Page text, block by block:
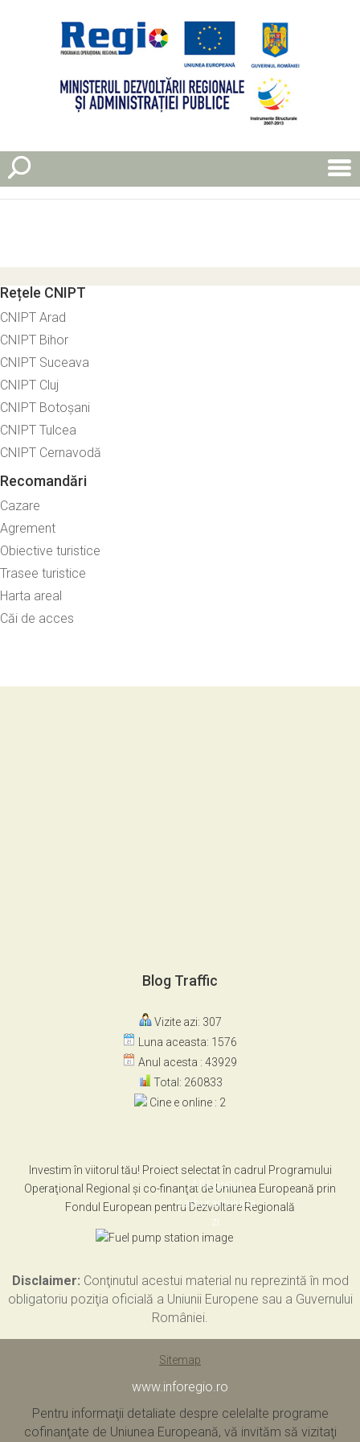
Rețele CNIPT
CNIPT Arad
CNIPT Bihor
CNIPT Suceava
CNIPT Cluj
CNIPT Botoșani
CNIPT Tulcea
CNIPT Cernavodă
Recomandări
Cazare
Agrement
Obiective turistice
Trasee turistice
Harta areal
Căi de acces
Blog Traffic
Vizite azi: 307
Luna aceasta: 1576
Anul acesta : 43929
Total: 260833
Cine e online : 2
Investim în viitorul tău! Proiect selectat în cadrul Programului
Operaţional Regional şi co-finanţat de Uniunea Europeană prin
Fondul European pentru Dezvoltare Regională
Află pretul
carburantului la
zi.
Disclaimer: Conţinutul acestui material nu reprezintă în mod
obligatoriu poziţia oficială a Uniunii Europene sau a Guvernului
României.
Sitemap
www.inforegio.ro
Pentru informaţii detaliate despre celelalte programe
cofinanţate de Uniunea Europeană, vă invităm să vizitaţi